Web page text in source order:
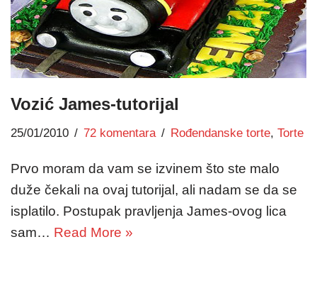
Vozić James-tutorijal
25/01/2010 72 komentara Rođendanske torte, Torte
Prvo moram da vam se izvinem što ste malo
duže čekali na ovaj tutorijal, ali nadam se da se
isplatilo. Postupak pravljenja James-ovog lica
sam… Read More »